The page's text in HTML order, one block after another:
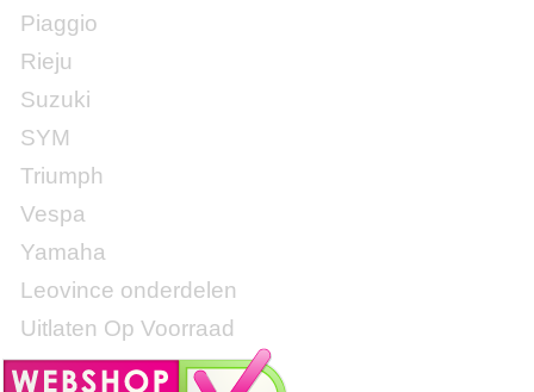
Piaggio
Rieju
Suzuki
SYM
Triumph
Vespa
Yamaha
Leovince onderdelen
Uitlaten Op Voorraad